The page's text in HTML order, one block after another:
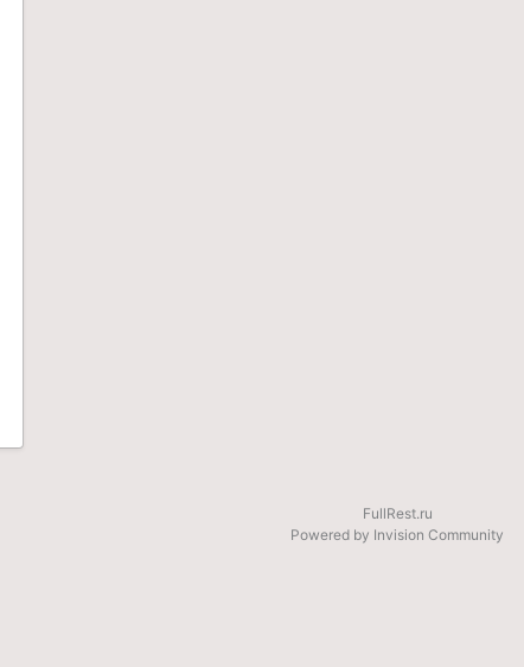
FullRest.ru
Powered by Invision Community